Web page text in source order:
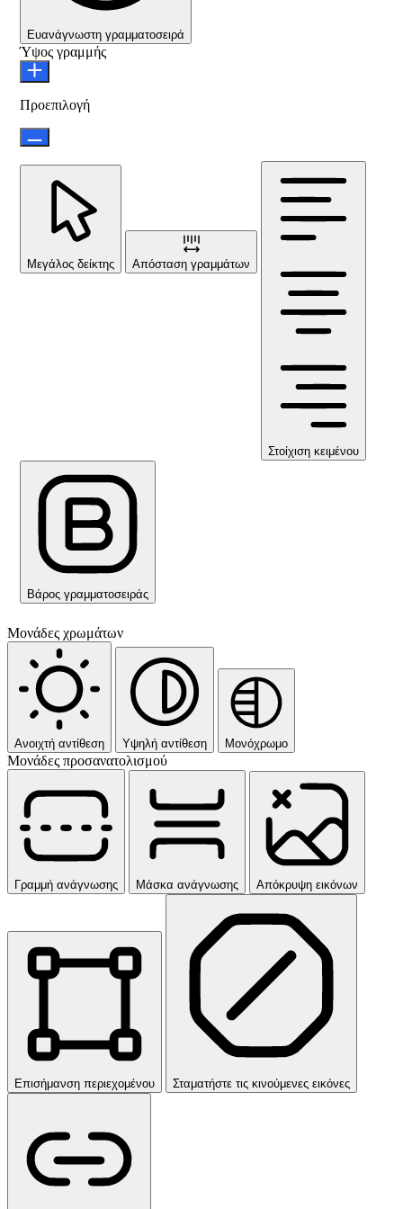
Ευανάγνωστη γραμματοσειρά
Ύψος γραμμής
Προεπιλογή
Μεγάλος δείκτης Απόσταση γραμμάτων
Στοίχιση κειμένου
Βάρος γραμματοσειράς
Μονάδες χρωμάτων
Ανοιχτή αντίθεση Υψηλή αντίθεση Μονόχρωμο
Μονάδες προσανατολισμού
Γραμμή ανάγνωσης Μάσκα ανάγνωσης Απόκρυψη εικόνων
Επισήμανση περιεχομένου Σταματήστε τις κινούμενες εικόνες